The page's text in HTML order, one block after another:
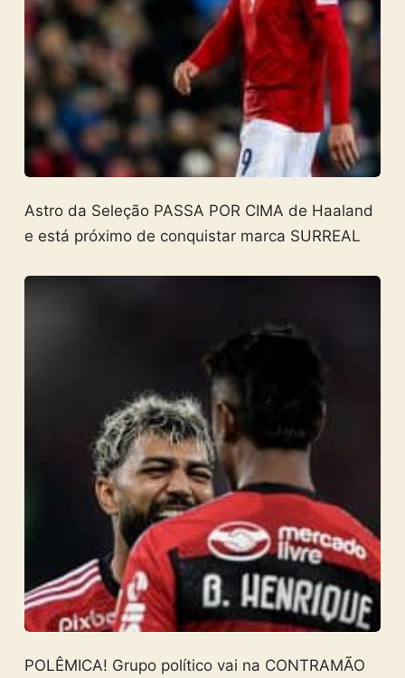
Astro da Seleção PASSA POR CIMA de Haaland
e está próximo de conquistar marca SURREAL
POLÊMICA! Grupo político vai na CONTRAMÃO